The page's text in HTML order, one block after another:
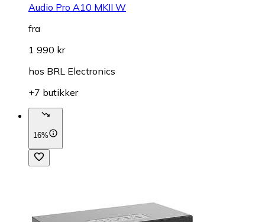
Audio Pro A10 MKII W
fra
1 990 kr
hos BRL Electronics
+7 butikker
16%